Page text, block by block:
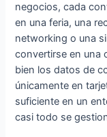
negocios, cada
en una feria, una
networking o una
convertirse en una
bien los datos de
únicamente en
suficiente en un
casi todo se